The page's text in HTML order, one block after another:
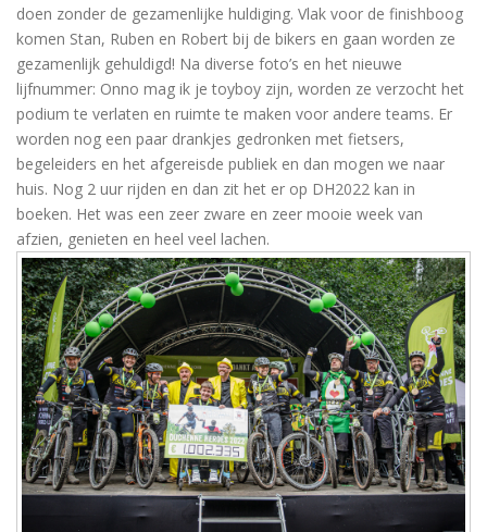
doen zonder de gezamenlijke huldiging. Vlak voor de finishboog
komen Stan, Ruben en Robert bij de bikers en gaan worden ze
gezamenlijk gehuldigd! Na diverse foto’s en het nieuwe
lijfnummer: Onno mag ik je toyboy zijn, worden ze verzocht het
podium te verlaten en ruimte te maken voor andere teams. Er
worden nog een paar drankjes gedronken met fietsers,
begeleiders en het afgereisde publiek en dan mogen we naar
huis. Nog 2 uur rijden en dan zit het er op DH2022 kan in
boeken. Het was een zeer zware en zeer mooie week van
afzien, genieten en heel veel lachen.